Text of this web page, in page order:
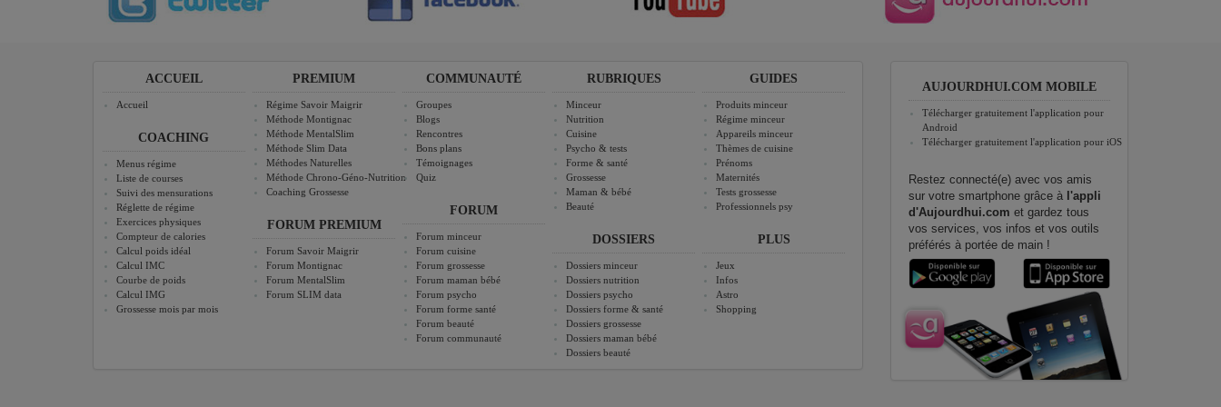
ACCUEIL
Accueil
COACHING
Menus régime
Liste de courses
Suivi des mensurations
Réglette de régime
Exercices physiques
Compteur de calories
Calcul poids idéal
Calcul IMC
Courbe de poids
Calcul IMG
Grossesse mois par mois
PREMIUM
Régime Savoir Maigrir
Méthode Montignac
Méthode MentalSlim
Méthode Slim Data
Méthodes Naturelles
Méthode Chrono-Géno-Nutrition
Coaching Grossesse
FORUM PREMIUM
Forum Savoir Maigrir
Forum Montignac
Forum MentalSlim
Forum SLIM data
COMMUNAUTÉ
Groupes
Blogs
Rencontres
Bons plans
Témoignages
Quiz
FORUM
Forum minceur
Forum cuisine
Forum grossesse
Forum maman bébé
Forum psycho
Forum forme santé
Forum beauté
Forum communauté
RUBRIQUES
Minceur
Nutrition
Cuisine
Psycho & tests
Forme & santé
Grossesse
Maman & bébé
Beauté
DOSSIERS
Dossiers minceur
Dossiers nutrition
Dossiers psycho
Dossiers forme & santé
Dossiers grossesse
Dossiers maman bébé
Dossiers beauté
GUIDES
Produits minceur
Régime minceur
Appareils minceur
Thèmes de cuisine
Prénoms
Maternités
Tests grossesse
Professionnels psy
PLUS
Jeux
Infos
Astro
Shopping
AUJOURDHUI.COM MOBILE
Télécharger gratuitement l'application pour
Android
Télécharger gratuitement l'application pour iOS
Restez connecté(e) avec vos amis
sur votre smartphone grâce à l'appli
d'Aujourdhui.com et gardez tous
vos services, vos infos et vos outils
préférés à portée de main !